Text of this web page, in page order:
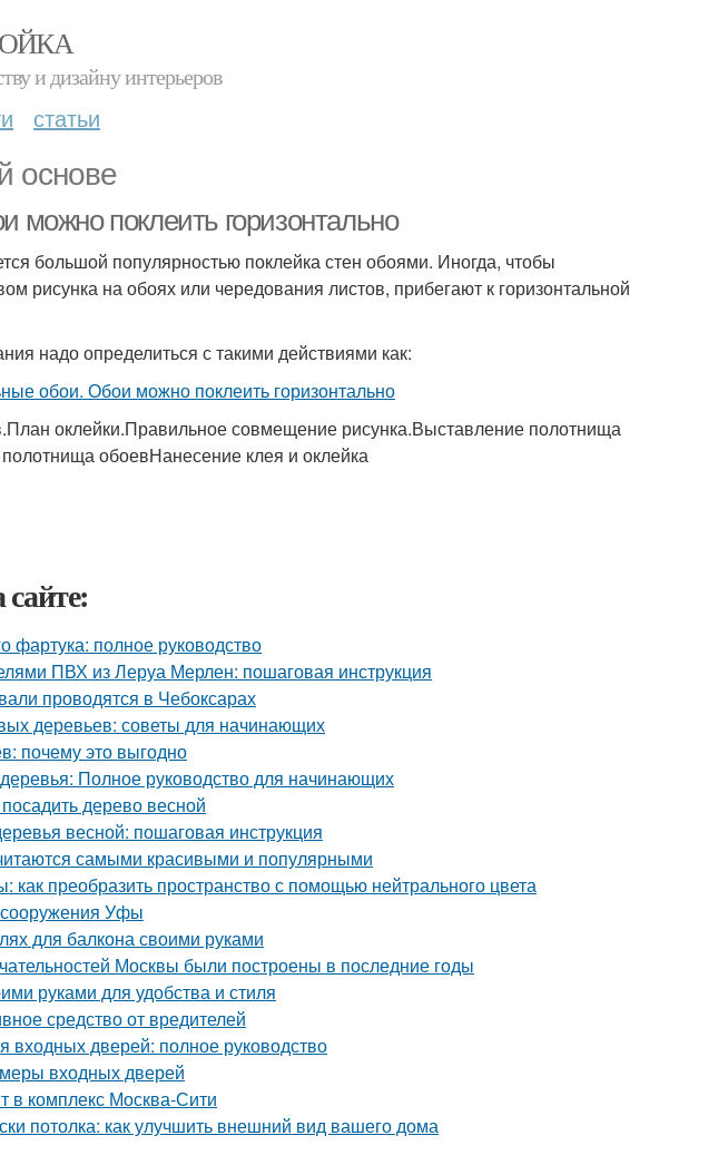
и дизайну интерьеров
статьи
основе
можно поклеить горизонтально
большой популярностью поклейка стен обоями. Иногда, чтобы
рисунка на обоях или чередования листов, прибегают к горизонтальной
надо определиться с такими действиями как:
оклейки.Правильное совмещение рисунка.Выставление полотнища
обоевНанесение клея и оклейка
фартука: полное руководство
ПВХ из Леруа Мерлен: пошаговая инструкция
проводятся в Чебоксарах
деревьев: советы для начинающих
почему это выгодно
Полное руководство для начинающих
дерево весной
весной: пошаговая инструкция
самыми красивыми и популярными
преобразить пространство с помощью нейтрального цвета
Уфы
для балкона своими руками
Москвы были построены в последние годы
руками для удобства и стиля
средство от вредителей
дверей: полное руководство
входных дверей
в комплекс Москва-Сити
потолка: как улучшить внешний вид вашего дома